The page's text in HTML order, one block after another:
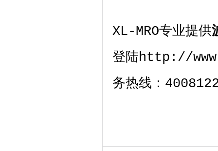
XL-MRO专业提供
登陆http://
务热线：